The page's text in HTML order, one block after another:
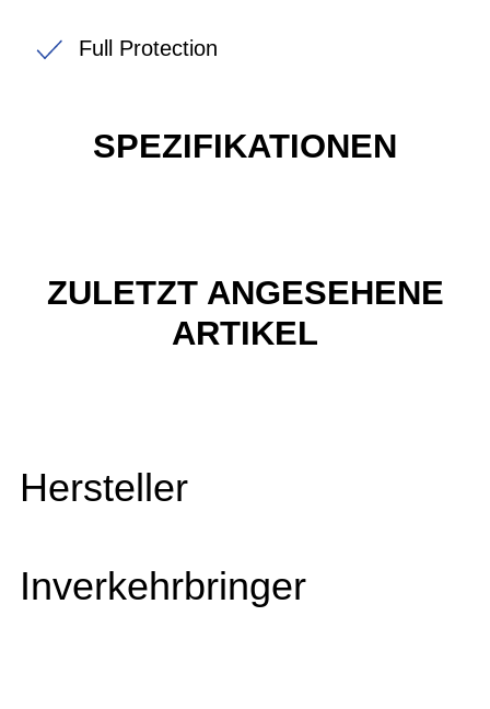
Full Protection
SPEZIFIKATIONEN
ZULETZT ANGESEHENE
ARTIKEL
Hersteller
Inverkehrbringer